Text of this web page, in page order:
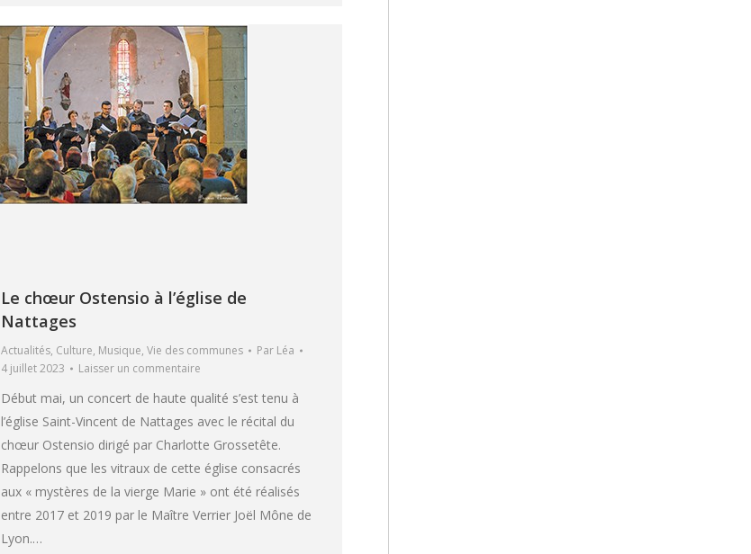
Le chœur Ostensio à l’église de
Nattages
Actualités, Culture, Musique, Vie des communes Par Léa
4 juillet 2023
Laisser un commentaire
Début mai, un concert de haute qualité s’est tenu à
l’église Saint-Vincent de Nattages avec le récital du
chœur Ostensio dirigé par Charlotte Grossetête.
Rappelons que les vitraux de cette église consacrés
aux « mystères de la vierge Marie » ont été réalisés
entre 2017 et 2019 par le Maître Verrier Joël Mône de
Lyon.…